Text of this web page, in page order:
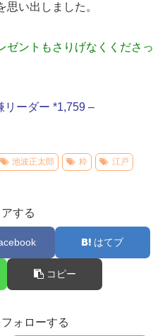
思い出しました。
ゼントもさりげなくくださっ
リーダー *1,759 –
池波正太郎 粋
江戸
する
はてブ
コピー
ォローする